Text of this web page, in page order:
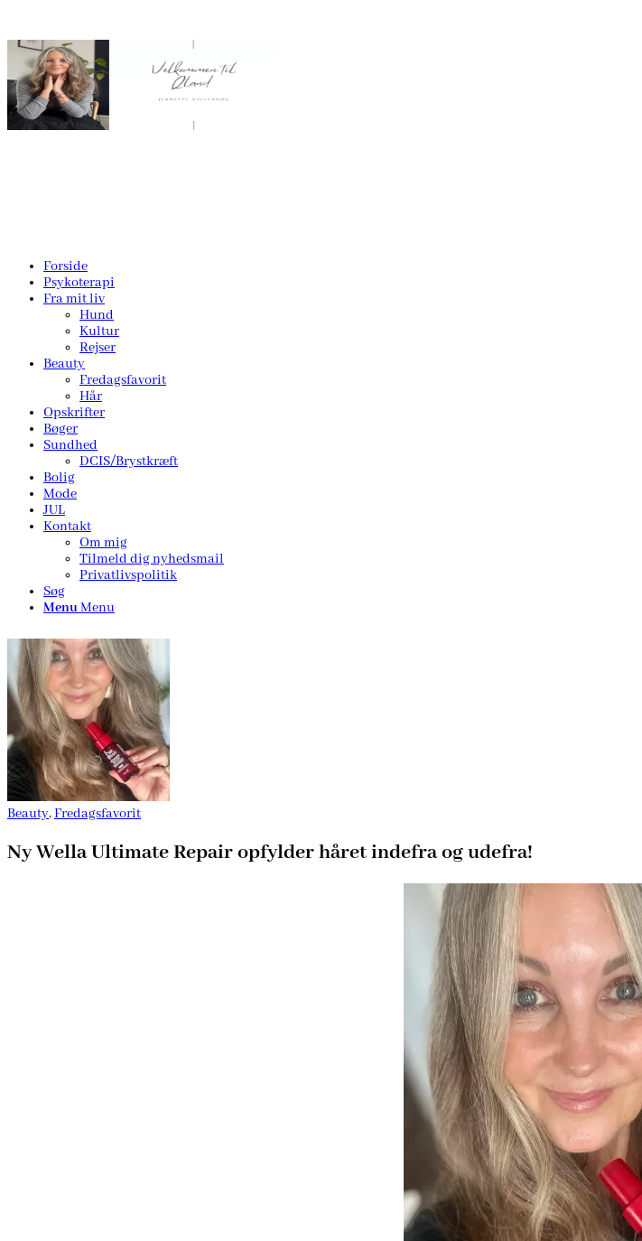
Forside
Psykoterapi
Fra mit liv
Hund
Kultur
Rejser
Beauty
Fredagsfavorit
Hår
Opskrifter
Bøger
Sundhed
DCIS/Brystkræft
Bolig
Mode
JUL
Kontakt
Om mig
Tilmeld dig nyhedsmail
Privatlivspolitik
Søg
MenuMenu
Beauty,Fredagsfavorit
Ny Wella Ultimate Repair opfylder håret indefra og udefra!